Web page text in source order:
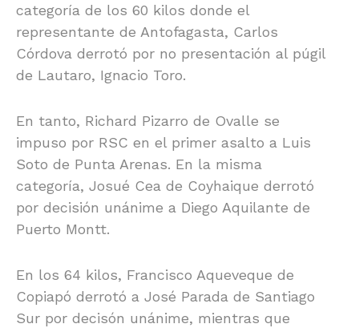
categoría de los 60 kilos donde el
representante de Antofagasta, Carlos
Córdova derrotó por no presentación al púgil
de Lautaro, Ignacio Toro.
En tanto, Richard Pizarro de Ovalle se
impuso por RSC en el primer asalto a Luis
Soto de Punta Arenas. En la misma
categoría, Josué Cea de Coyhaique derrotó
por decisión unánime a Diego Aquilante de
Puerto Montt.
En los 64 kilos, Francisco Aqueveque de
Copiapó derrotó a José Parada de Santiago
Sur por decisón unánime, mientras que